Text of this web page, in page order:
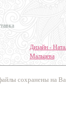
сохранены на
Дизайн -
Мальцева
Промо